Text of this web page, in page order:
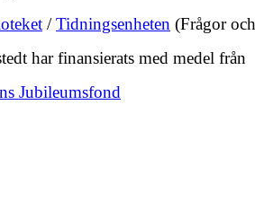
/Tidningsenheten (Frågor
har finansierats med medel från
Jubileumsfond